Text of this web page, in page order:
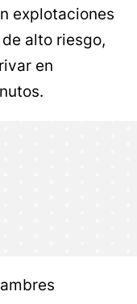
explotaciones
alto riesgo,
en